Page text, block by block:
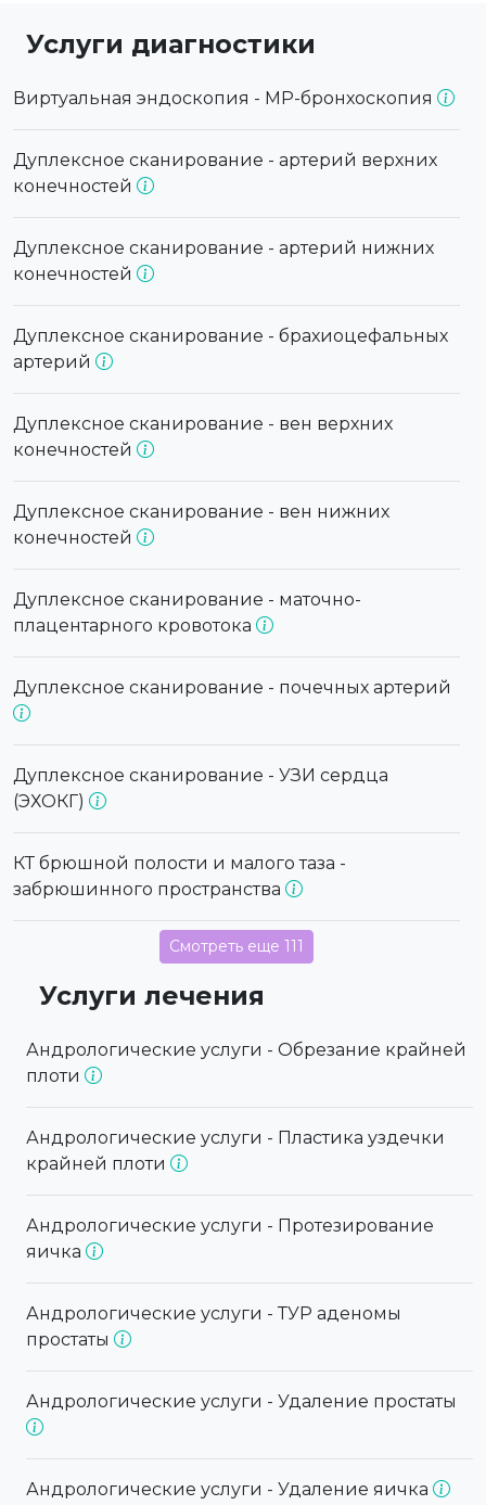
Услуги диагностики
Виртуальная эндоскопия - МР-бронхоскопия
Дуплексное сканирование - артерий верхних
конечностей
Дуплексное сканирование - артерий нижних
конечностей
Дуплексное сканирование - брахиоцефальных
артерий
Дуплексное сканирование - вен верхних
конечностей
Дуплексное сканирование - вен нижних
конечностей
Дуплексное сканирование - маточно-
плацентарного кровотока
Дуплексное сканирование - почечных артерий
Дуплексное сканирование - УЗИ сердца
(ЭХОКГ)
КТ брюшной полости и малого таза -
забрюшинного пространства
Смотреть еще 111
Услуги лечения
Андрологические услуги - Обрезание крайней
плоти
Андрологические услуги - Пластика уздечки
крайней плоти
Андрологические услуги - Протезирование
яичка
Андрологические услуги - ТУР аденомы
простаты
Андрологические услуги - Удаление простаты
Андрологические услуги - Удаление яичка